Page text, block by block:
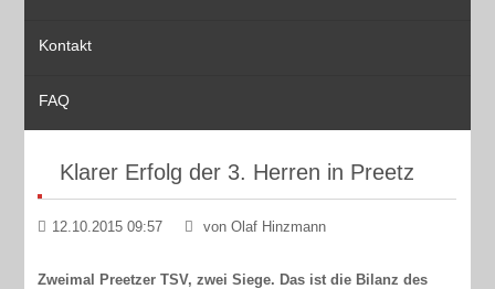
Kontakt
FAQ
Klarer Erfolg der 3. Herren in Preetz
12.10.2015 09:57 von Olaf Hinzmann
Zweimal Preetzer TSV, zwei Siege. Das ist die Bilanz des